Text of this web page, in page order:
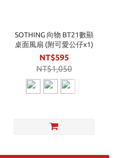
SOTHING 向物 BT21數顯
桌面風扇 (附可愛公仔x1)
NT$595
NT$1,050